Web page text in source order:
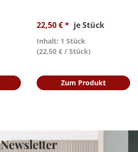
22,50 € * je Stück
Inhalt: 1 Stück
(22,50 € / Stück)
Zum Produkt
Newsletter